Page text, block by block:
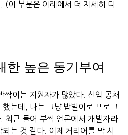
(이 부분은 아래에서 더 자세히 다
한 높은 동기부여
짝이는 지원자가 많았다. 신입 공채
는데, 나는 그냥 밥벌이로 프로그
최근 들어 부쩍 언론에서 개발자라
는 것 같다. 이제 커리어를 막 시